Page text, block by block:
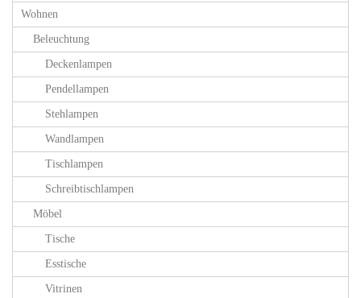
Wohnen
Beleuchtung
Deckenlampen
Pendellampen
Stehlampen
Wandlampen
Tischlampen
Schreibtischlampen
Möbel
Tische
Esstische
Vitrinen